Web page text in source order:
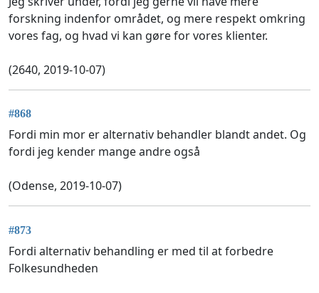
forskning indenfor området, og mere respekt omkring
vores fag, og hvad vi kan gøre for vores klienter.
(2640, 2019-10-07)
#868
Fordi min mor er alternativ behandler blandt andet. Og
fordi jeg kender mange andre også
(Odense, 2019-10-07)
#873
Fordi alternativ behandling er med til at forbedre
Folkesundheden